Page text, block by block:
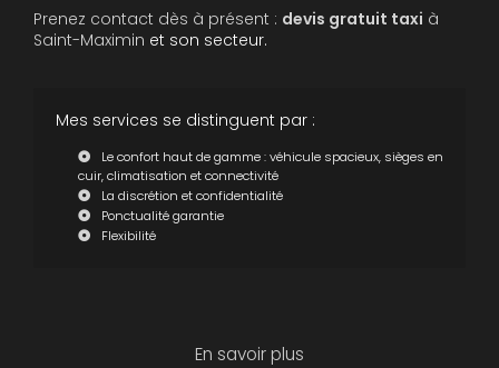
Prenez contact dès à présent : devis gratuit taxi à
Saint-Maximin et son secteur.
Mes services se distinguent par :
Le confort haut de gamme : véhicule spacieux, sièges en
cuir, climatisation et connectivité
La discrétion et confidentialité
Ponctualité garantie
Flexibilité
En savoir plus